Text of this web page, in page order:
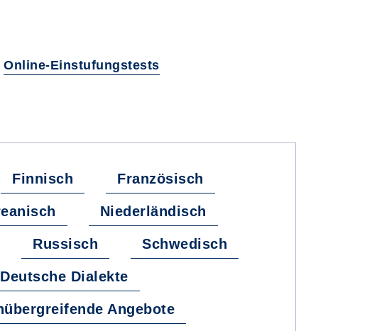
Online-Einstufungstests
Finnisch Französisch
Niederländisch
Russisch Schwedisch
Deutsche Dialekte
Angebote